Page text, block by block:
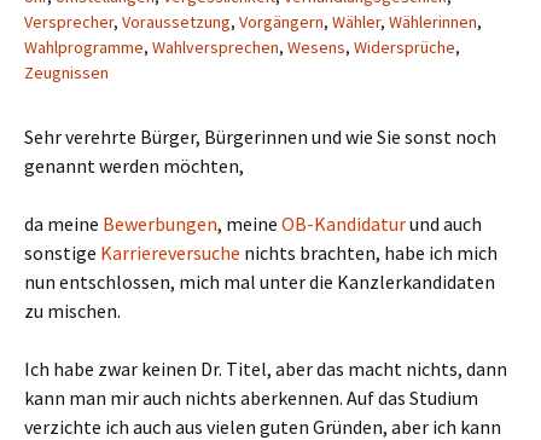
Versprecher, Voraussetzung, Vorgängern, Wähler, Wählerinnen,
Wahlprogramme, Wahlversprechen, Wesens, Widersprüche,
Zeugnissen
Sehr verehrte Bürger, Bürgerinnen und wie Sie sonst noch
genannt werden möchten,
da meine Bewerbungen, meine OB-Kandidaturund auch
sonstige Karriereversuche nichts brachten, habe ich mich
nun entschlossen, mich mal unter die Kanzlerkandidaten
zu mischen.
Ich habe zwar keinen Dr. Titel, aber das macht nichts, dann
kann man mir auch nichts aberkennen. Auf das Studium
verzichte ich auch aus vielen guten Gründen, aber ich kann